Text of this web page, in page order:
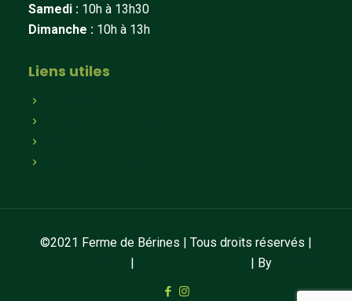
Samedi : 10h à 13h30
Dimanche : 10h à 13h
Liens utiles
©2021 Ferme de Bérines | Tous droits réservés |
| | By